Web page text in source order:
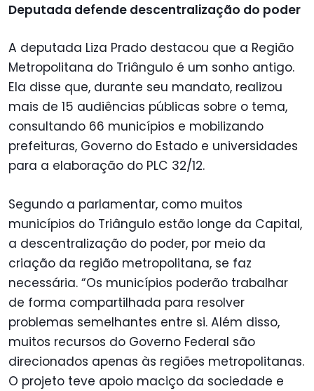
Deputada defende descentralização do poder
A deputada Liza Prado destacou que a Região
Metropolitana do Triângulo é um sonho antigo.
Ela disse que, durante seu mandato, realizou
mais de 15 audiências públicas sobre o tema,
consultando 66 municípios e mobilizando
prefeituras, Governo do Estado e universidades
para a elaboração do PLC 32/12.
Segundo a parlamentar, como muitos
municípios do Triângulo estão longe da Capital,
a descentralização do poder, por meio da
criação da região metropolitana, se faz
necessária. “Os municípios poderão trabalhar
de forma compartilhada para resolver
problemas semelhantes entre si. Além disso,
muitos recursos do Governo Federal são
direcionados apenas às regiões metropolitanas.
O projeto teve apoio maciço da sociedade e